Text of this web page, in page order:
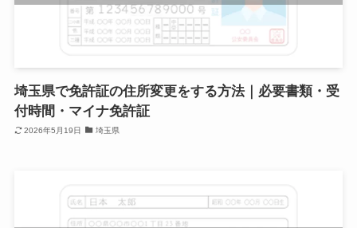
埼玉県で免許証の住所変更をする方法｜必要書類・受
付時間・マイナ免許証
2026年5月19日 埼玉県